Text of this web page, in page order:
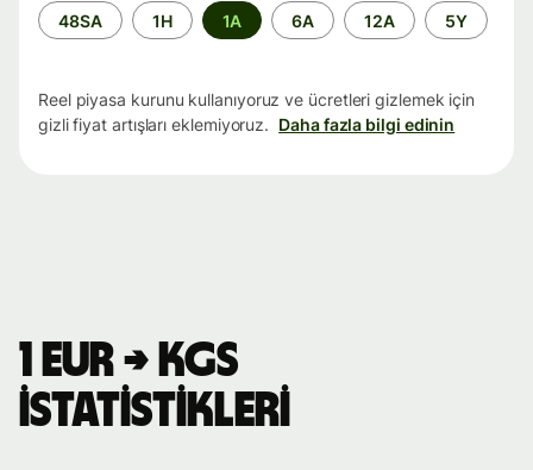
Zaman
aralığı
48SA 1H 1A 6A 12A 5Y
Reel piyasa kurunu kullanıyoruz ve ücretleri gizlemek için
gizli fiyat artışları eklemiyoruz. Daha fazla bilgi edinin
1 EUR → KGS
istatistikleri